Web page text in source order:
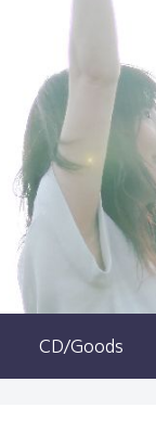
CD/Goods